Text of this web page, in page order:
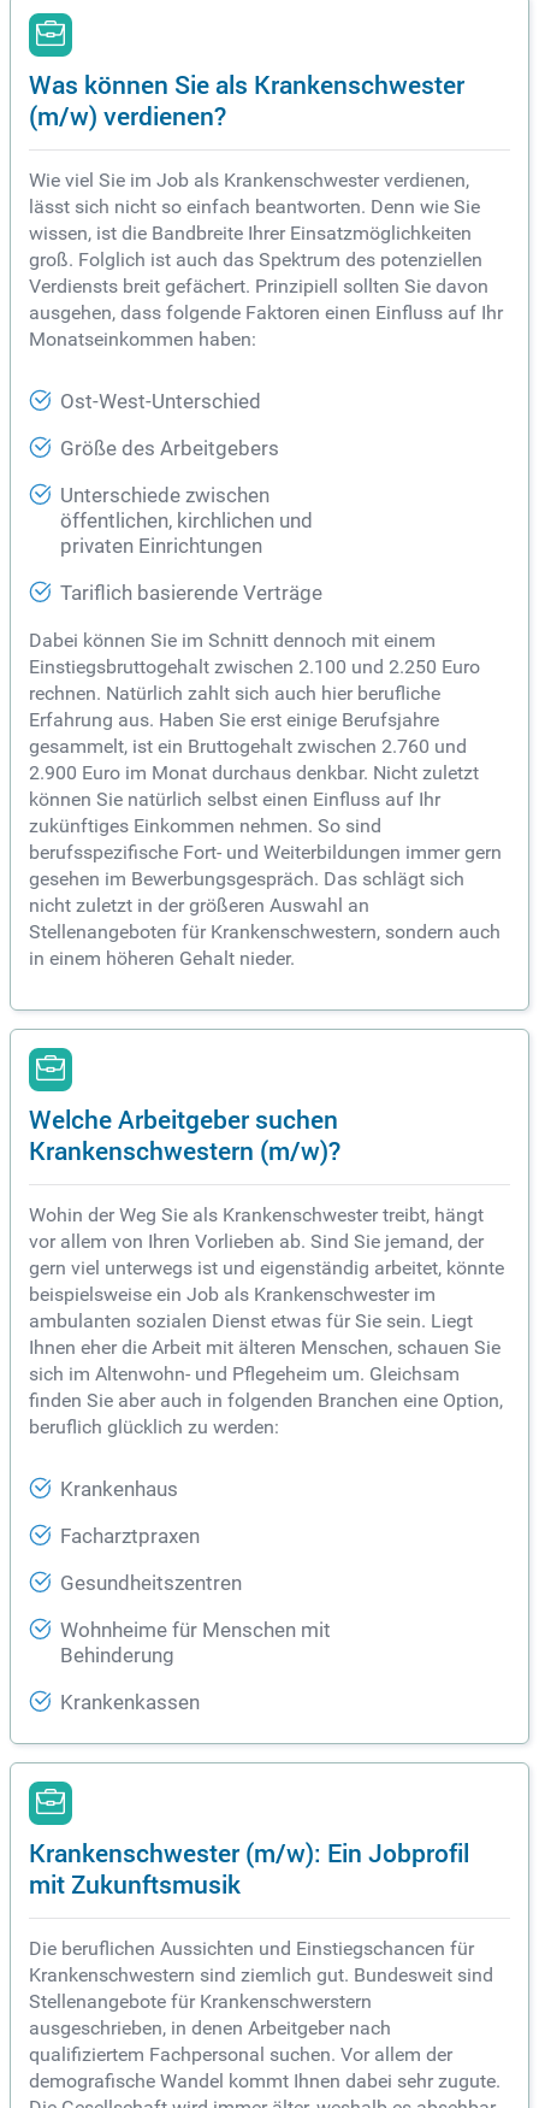
Was können Sie als Krankenschwester
(m/w) verdienen?
Wie viel Sie im Job als Krankenschwester verdienen,
lässt sich nicht so einfach beantworten. Denn wie Sie
wissen, ist die Bandbreite Ihrer Einsatzmöglichkeiten
groß. Folglich ist auch das Spektrum des potenziellen
Verdiensts breit gefächert. Prinzipiell sollten Sie davon
ausgehen, dass folgende Faktoren einen Einfluss auf Ihr
Monatseinkommen haben:
Ost-West-Unterschied
Größe des Arbeitgebers
Unterschiede zwischen
öffentlichen, kirchlichen und
privaten Einrichtungen
Tariflich basierende Verträge
Dabei können Sie im Schnitt dennoch mit einem
Einstiegsbruttogehalt zwischen 2.100 und 2.250 Euro
rechnen. Natürlich zahlt sich auch hier berufliche
Erfahrung aus. Haben Sie erst einige Berufsjahre
gesammelt, ist ein Bruttogehalt zwischen 2.760 und
2.900 Euro im Monat durchaus denkbar. Nicht zuletzt
können Sie natürlich selbst einen Einfluss auf Ihr
zukünftiges Einkommen nehmen. So sind
berufsspezifische Fort- und Weiterbildungen immer gern
gesehen im Bewerbungsgespräch. Das schlägt sich
nicht zuletzt in der größeren Auswahl an
Stellenangeboten für Krankenschwestern, sondern auch
in einem höheren Gehalt nieder.
Welche Arbeitgeber suchen
Krankenschwestern (m/w)?
Wohin der Weg Sie als Krankenschwester treibt, hängt
vor allem von Ihren Vorlieben ab. Sind Sie jemand, der
gern viel unterwegs ist und eigenständig arbeitet, könnte
beispielsweise ein Job als Krankenschwester im
ambulanten sozialen Dienst etwas für Sie sein. Liegt
Ihnen eher die Arbeit mit älteren Menschen, schauen Sie
sich im Altenwohn- und Pflegeheim um. Gleichsam
finden Sie aber auch in folgenden Branchen eine Option,
beruflich glücklich zu werden:
Krankenhaus
Facharztpraxen
Gesundheitszentren
Wohnheime für Menschen mit
Behinderung
Krankenkassen
Krankenschwester (m/w): Ein Jobprofil
mit Zukunftsmusik
Die beruflichen Aussichten und Einstiegschancen für
Krankenschwestern sind ziemlich gut. Bundesweit sind
Stellenangebote für Krankenschwerstern
ausgeschrieben, in denen Arbeitgeber nach
qualifiziertem Fachpersonal suchen. Vor allem der
demografische Wandel kommt Ihnen dabei sehr zugute.